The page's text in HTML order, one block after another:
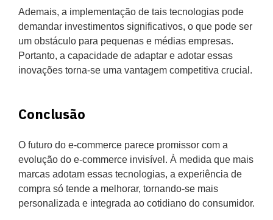
Ademais, a implementação de tais tecnologias pode
demandar investimentos significativos, o que pode ser
um obstáculo para pequenas e médias empresas.
Portanto, a capacidade de adaptar e adotar essas
inovações torna-se uma vantagem competitiva crucial.
Conclusão
O futuro do e-commerce parece promissor com a
evolução do e-commerce invisível. À medida que mais
marcas adotam essas tecnologias, a experiência de
compra só tende a melhorar, tornando-se mais
personalizada e integrada ao cotidiano do consumidor.